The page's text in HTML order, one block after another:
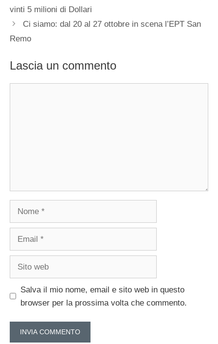
vinti 5 milioni di Dollari
Ci siamo: dal 20 al 27 ottobre in scena l’EPT San
Remo
Lascia un commento
Salva il mio nome, email e sito web in questo
browser per la prossima volta che commento.